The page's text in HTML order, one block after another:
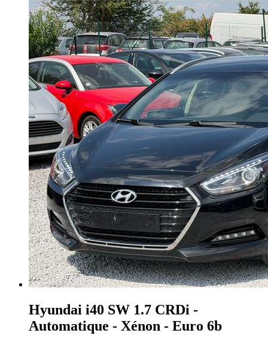
Hyundai i40 SW 1.7 CRDi -
Automatique - Xénon - Euro 6b